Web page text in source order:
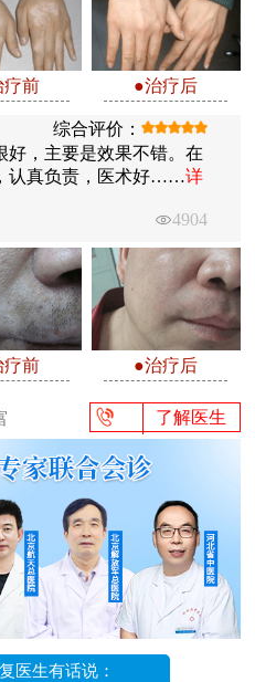
疗前 ●治疗后
综合评价：
好，主要是效果不错。在
认真负责，医术好……详
4904
疗前 ●治疗后
了解医生
医生有话说：